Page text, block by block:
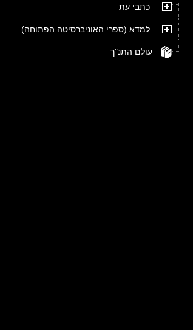
כתבי עת
למדא (ספרי האוניברסיטה הפתוחה)
עולם התנ"ך